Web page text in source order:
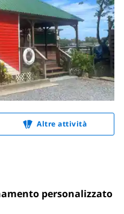
Altre attività
personalizzato